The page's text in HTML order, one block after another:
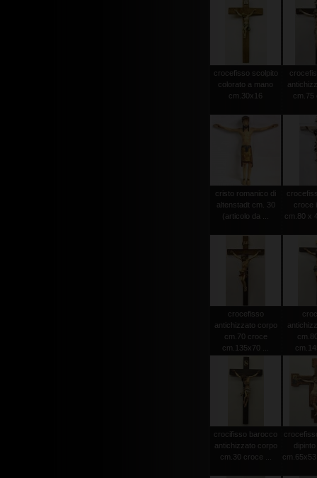
crocefisso scolpito
colorato a mano
cm.30x16
cm.75
cristo romanico di
altenstadt cm. 30
(articolo da ...
croce
cm.80 x
crocefisso
antichizzato corpo
cm.70 croce
cm.135x70 ...
crocifisso barocco
antichizzato corpo
cm.30 croce ...